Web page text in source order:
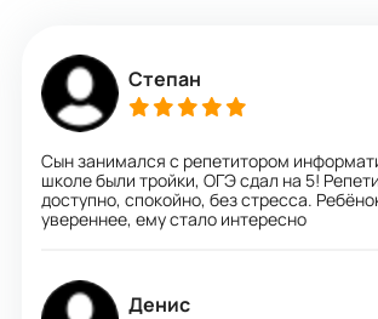
Степан
Сын занимался с репетитором
школе были тройки, ОГЭ сдал на 5!
доступно, спокойно, без стресса.
увереннее, ему стало интересно
Денис